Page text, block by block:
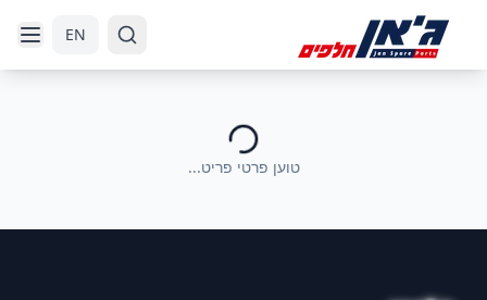
EN
טוען פרטי פריט...